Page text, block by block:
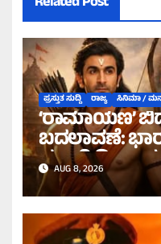
ಪ್ರಸ್ತುತ ಸುದ್ದಿ ರಾಜ್ಯ ಸಿನಿಮಾ /
‘ರಾಮಾಯಣ’
ಬದಲಾವಣೆ:
ಭರ್ಜರಿ
AUG 8, 2026